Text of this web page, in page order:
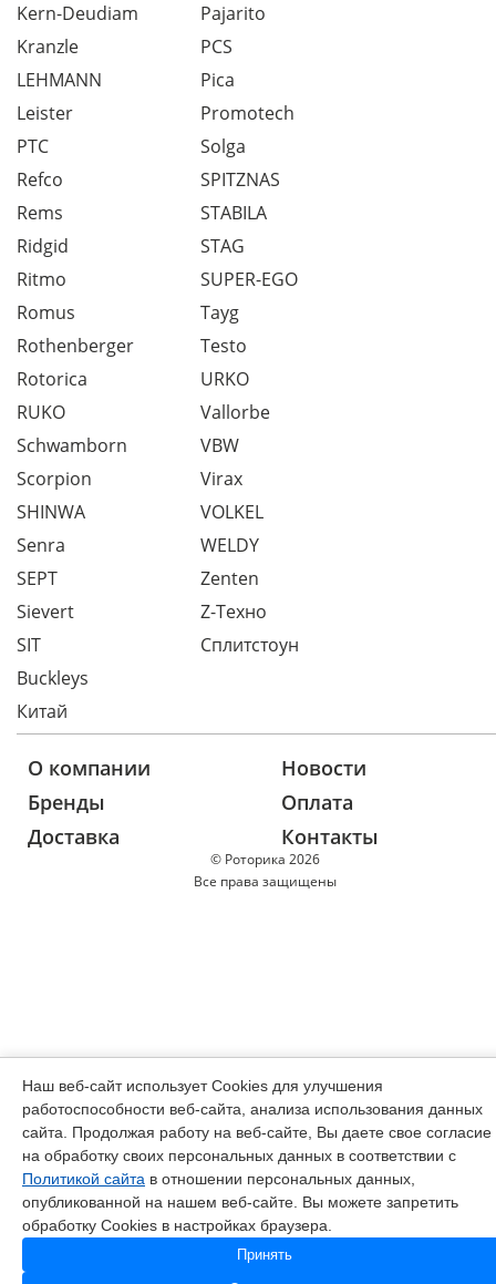
Kern-Deudiam
Kranzle
LEHMANN
Leister
Pajarito
PCS
Pica
Promotech
PTC
Refco
Rems
Ridgid
Ritmo
Romus
Rothenberger
Rotorica
RUKO
Schwamborn
Scorpion
SHINWA
Senra
SEPT
Sievert
SIT
Solga
SPITZNAS
STABILA
STAG
SUPER-EGO
Tayg
Testo
URKO
Vallorbe
VBW
Virax
VOLKEL
WELDY
Zenten
Z-Техно
Сплитстоун
Buckleys
Китай
© Роторика 2026
Все права защищены
О компании
Новости
Бренды
Оплата
Доставка
Контакты
Наш веб-сайт использует Cookies для улучшения
работоспособности веб-сайта, анализа использования данных
сайта. Продолжая работу на веб-сайте, Вы даете свое согласие
на обработку своих персональных данных в соответствии с
Политикой сайта в отношении персональных данных,
опубликованной на нашем веб-сайте. Вы можете запретить
обработку Cookies в настройках браузера.
Принять